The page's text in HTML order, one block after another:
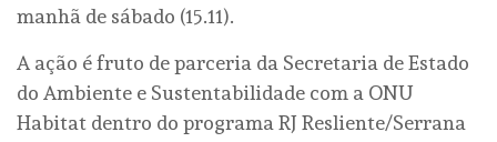
manhã de sábado (15.11).
A ação é fruto de parceria da Secretaria de Estado
do Ambiente e Sustentabilidade com a ONU
Habitat dentro do programa RJ Resliente/Serrana